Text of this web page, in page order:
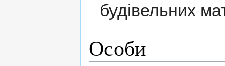
будівельних
Особи